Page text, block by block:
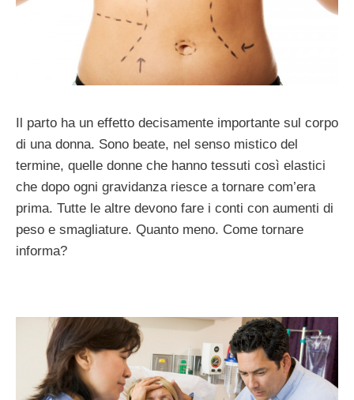
Il parto ha un effetto decisamente importante sul corpo
di una donna. Sono beate, nel senso mistico del
termine, quelle donne che hanno tessuti così elastici
che dopo ogni gravidanza riesce a tornare com’era
prima. Tutte le altre devono fare i conti con aumenti di
peso e smagliature. Quanto meno. Come tornare
informa?